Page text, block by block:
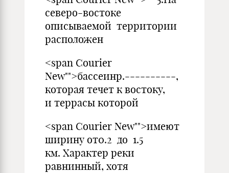
северо-востоке
описываемой территории
расположен
<span Courier
New"">бассеинр.----------,
которая течет к востоку,
и террасы которой
<span Courier New"">имеют
ширину от0.2 до 1.5
км. Характер реки
равнинный, хотя